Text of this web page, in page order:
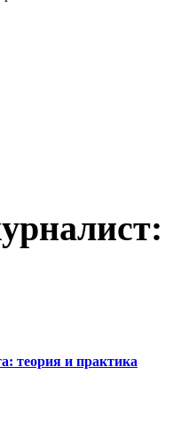
теория и практика